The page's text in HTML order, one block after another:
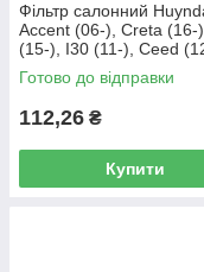
Фільтр салонний
Accent (06-), Creta (16-
(15-), I30 (11-), Ceed
Elantra (10-16), Dodge
Готово до відправки
112,26 ₴
Купити